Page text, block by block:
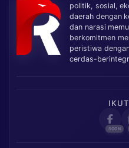
politik, sosial,
daerah dengan
dan narasi
berkomitmen
peristiwa
cerdas-